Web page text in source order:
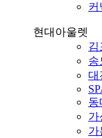
커
현대아울렛
김
송
대
동
가
가